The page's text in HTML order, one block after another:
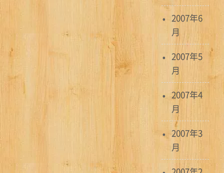
2007年6
月
2007年5
月
2007年4
月
2007年3
月